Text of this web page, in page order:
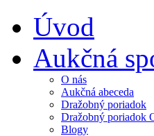
Úvod
Aukčná
O nás
Aukčná abeceda
Dražobný poriadok
Dražobný poriadok
Blogy